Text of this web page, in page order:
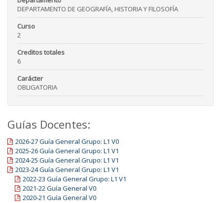
DEPARTAMENTO DE GEOGRAFÍA, HISTORIA Y FILOSOFÍA
Curso
2
Creditos totales
6
Carácter
OBLIGATORIA
Guías Docentes:
2026-27 Guía General Grupo: L1 V0
2025-26 Guía General Grupo: L1 V1
2024-25 Guía General Grupo: L1 V1
2023-24 Guía General Grupo: L1 V1
2022-23 Guía General Grupo: L1 V1
2021-22 Guía General V0
2020-21 Guía General V0